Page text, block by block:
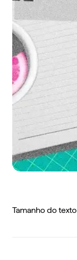
Tamanho do texto